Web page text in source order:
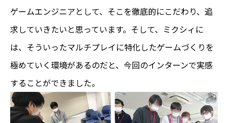
ゲームエンジニアとして、そこを徹底的にこだわり、追
求していきたいと思っています。そして、ミクシィに
は、そういったマルチプレイに特化したゲームづくりを
極めていく環境があるのだと、今回のインターンで実感
することができました。